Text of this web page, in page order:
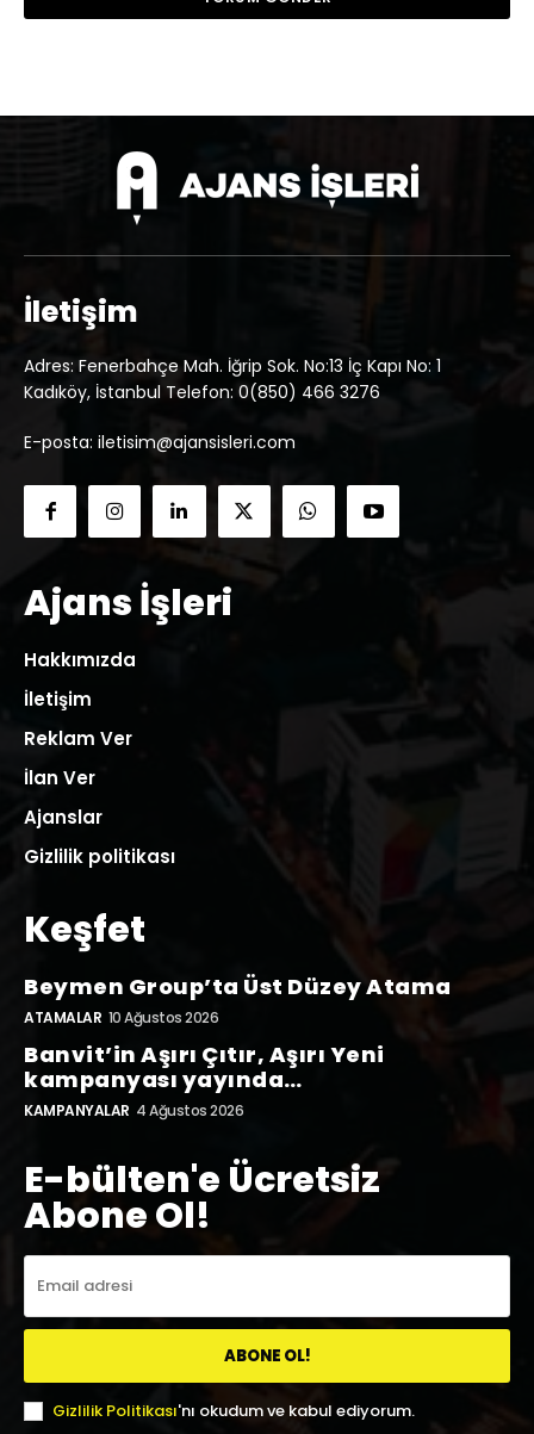
İletişim
Adres: Fenerbahçe Mah. İğrip Sok. No:13 İç Kapı No: 1
Kadıköy, İstanbul Telefon: 0(850) 466 3276
E-posta: iletisim@ajansisleri.com
Ajans İşleri
Hakkımızda
İletişim
Reklam Ver
İlan Ver
Ajanslar
Gizlilik politikası
Keşfet
Beymen Group’ta Üst Düzey Atama
ATAMALAR 10 Ağustos 2026
Banvit’in Aşırı Çıtır, Aşırı Yeni
kampanyası yayında…
KAMPANYALAR 4 Ağustos 2026
E-bülten'e Ücretsiz
Abone Ol!
ABONE OL!
Gizlilik Politikası'nı okudum ve kabul ediyorum.